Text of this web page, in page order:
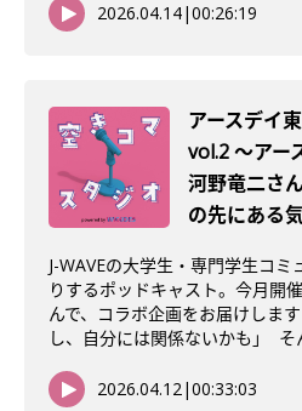
2026.04.14|00:26:19
アースデイ
vol.2 〜アー
河野竜二さ
の先にある
J-WAVEの大学生・専門学生コミ
りするポッドキャスト。今月開
んで、コラボ企画をお届けしま
し、自分には関係ないかも」 そ
2026.04.12|00:33:03